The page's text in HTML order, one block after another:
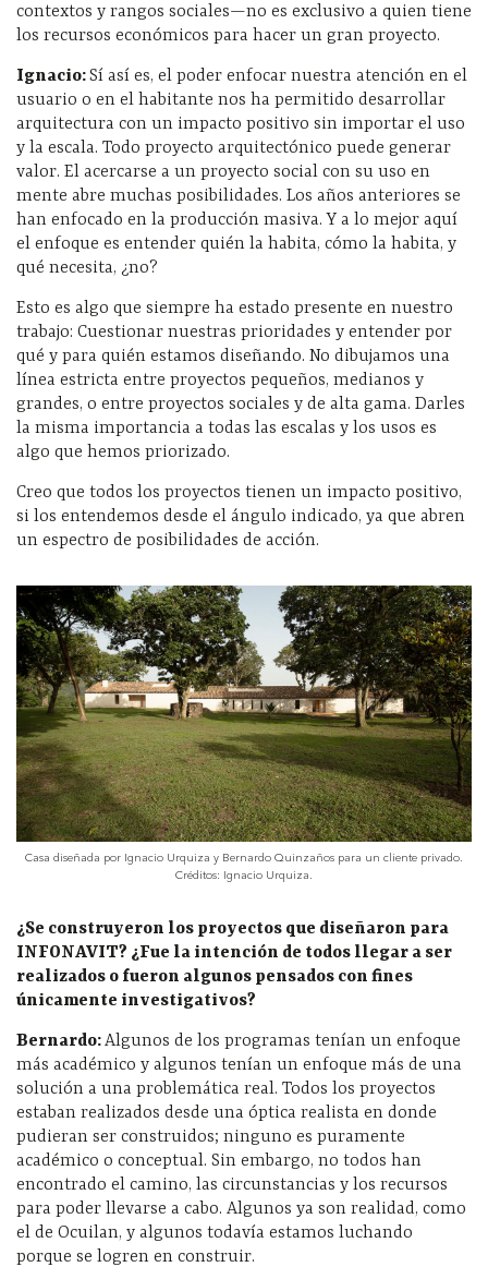
contextos y rangos sociales—no es exclusivo a quien tiene
los recursos económicos para hacer un gran proyecto.
Ignacio:Sí así es, el poder enfocar nuestra atención en el
usuario o en el habitante nos ha permitido desarrollar
arquitectura con un impacto positivo sin importar el uso
y la escala. Todo proyecto arquitectónico puede generar
valor. El acercarse a un proyecto social con su uso en
mente abre muchas posibilidades. Los años anteriores se
han enfocado en la producción masiva. Y a lo mejor aquí
el enfoque es entender quién la habita, cómo la habita, y
qué necesita, ¿no?
Esto es algo que siempre ha estado presente en nuestro
trabajo: Cuestionar nuestras prioridades y entender por
qué y para quién estamos diseñando. No dibujamos una
línea estricta entre proyectos pequeños, medianos y
grandes, o entre proyectos sociales y de alta gama. Darles
la misma importancia a todas las escalas y los usos es
algo que hemos priorizado.
Creo que todos los proyectos tienen un impacto positivo,
si los entendemos desde el ángulo indicado, ya que abren
un espectro de posibilidades de acción.
Casa diseñada por Ignacio Urquiza y Bernardo Quinzaños para un cliente privado.
Créditos: Ignacio Urquiza.
¿Se construyeron los proyectos que diseñaron para
INFONAVIT? ¿Fue la intención de todos llegar a ser
realizados o fueron algunos pensados con fines
únicamente investigativos?
Bernardo:Algunos de los programas tenían un enfoque
más académico y algunos tenían un enfoque más de una
solución a una problemática real. Todos los proyectos
estaban realizados desde una óptica realista en donde
pudieran ser construidos; ninguno es puramente
académico o conceptual. Sin embargo, no todos han
encontrado el camino, las circunstancias y los recursos
para poder llevarse a cabo. Algunos ya son realidad, como
el de Ocuilan, y algunos todavía estamos luchando
porque se logren en construir.